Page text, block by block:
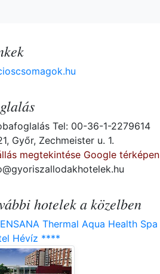
Tel: 00-36-1-2279614
Győr, Zechmeister u. 1.
megtekintése Google térképen
hotelek a közelben
Thermal Aqua Health Spa
Hévíz ****